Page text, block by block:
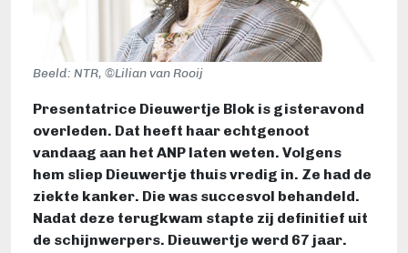
Beeld: NTR, ©Lilian van Rooij
Presentatrice Dieuwertje Blok is gisteravond
overleden. Dat heeft haar echtgenoot
vandaag aan het ANP laten weten. Volgens
hem sliep Dieuwertje thuis vredig in. Ze had de
ziekte kanker. Die was succesvol behandeld.
Nadat deze terugkwam stapte zij definitief uit
de schijnwerpers. Dieuwertje werd 67 jaar.